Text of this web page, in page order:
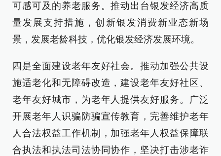
可感可及的养老服务。推动出台银发经济高质
量发展支持措施，创新银发消费新业态新场
景，发展老龄科技，优化银发经济发展环境。
四是全面建设老年友好社会。推动加强公共设
施适老化和无障碍改造，建设老年友好社区、
老年友好城市，为老年人提供友好服务。广泛
开展老年人识骗防骗宣传教育，完善维护老年
人合法权益工作机制，加强老年人权益保障联
合执法和执法司法协同协作，坚决打击涉老诈